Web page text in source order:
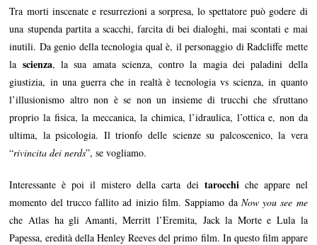
Tra morti inscenate e resurrezioni a sorpresa, lo spettatore può godere di
una stupenda partita a scacchi, farcita di bei dialoghi, mai scontati e mai
inutili. Da genio della tecnologia qual è, il personaggio di Radcliffe mette
la scienza, la sua amata scienza, contro la magia dei paladini della
giustizia, in una guerra che in realtà è tecnologia vs scienza, in quanto
l’illusionismo altro non è se non un insieme di trucchi che sfruttano
proprio la fisica, la meccanica, la chimica, l’idraulica, l’ottica e, non da
ultima, la psicologia. Il trionfo delle scienze su palcoscenico, la vera
“rivincita dei nerds”, se vogliamo.
Interessante è poi il mistero della carta dei tarocchiche appare nel
momento del trucco fallito ad inizio film. Sappiamo da Now you see me
che Atlas ha gli Amanti, Merritt l’Eremita, Jack la Morte e Lula la
Papessa, eredità della Henley Reeves del primo film. In questo film appare